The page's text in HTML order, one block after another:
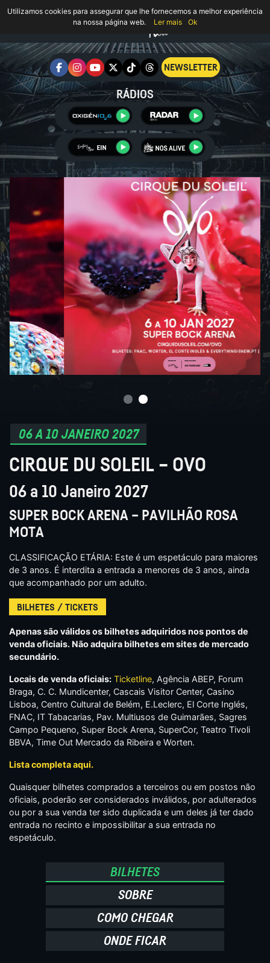
NEWSLETTER
RÁDIOS
06 A 10 JANEIRO 2027
CIRQUE DU SOLEIL – OVO
06 a 10 Janeiro 2027
SUPER BOCK ARENA – PAVILHÃO ROSA
MOTA
CLASSIFICAÇÃO ETÁRIA: Este é um espetáculo para maiores
de 3 anos. É interdita a entrada a menores de 3 anos, ainda
que acompanhado por um adulto.
BILHETES / TICKETS
Apenas são válidos os bilhetes adquiridos nos pontos de
venda oficiais. Não adquira bilhetes em sites de mercado
secundário.
Locais de venda oficiais: Ticketline, Agência ABEP, Forum
Braga, C. C. Mundicenter, Cascais Visitor Center, Casino
Lisboa, Centro Cultural de Belém, E.Leclerc, El Corte Inglés,
FNAC, IT Tabacarias, Pav. Multiusos de Guimarães, Sagres
Campo Pequeno, Super Bock Arena, SuperCor, Teatro Tivoli
BBVA, Time Out Mercado da Ribeira e Worten.
Lista completa aqui.
Quaisquer bilhetes comprados a terceiros ou em postos não
oficiais, poderão ser considerados inválidos, por adulterados
ou por a sua venda ter sido duplicada e um deles já ter dado
entrada no recinto e impossibilitar a sua entrada no
espetáculo.
BILHETES
SOBRE
COMO CHEGAR
ONDE FICAR
Utilizamos cookies para assegurar que lhe fornecemos a melhor experiência
na nossa página web.
Ler mais Ok